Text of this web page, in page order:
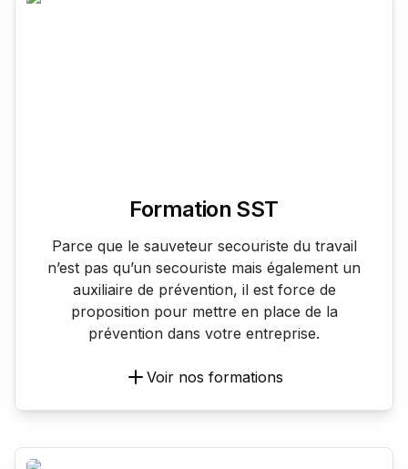
Formation SST
Parce que le sauveteur secouriste du travail
n’est pas qu’un secouriste mais également un
auxiliaire de prévention, il est force de
proposition pour mettre en place de la
prévention dans votre entreprise.
Voir nos formations